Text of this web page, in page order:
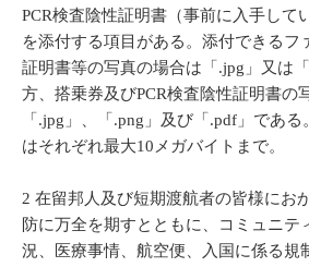
PCR検査陰性証明書（事前に入手して
を添付する項目がある。添付できるフ
証明書等の写真の場合は「.jpg」又は
方、搭乗券及びPCR検査陰性証明書の
「.jpg」、「.png」及び「.pdf」であ
はそれぞれ最大10メガバイトまで。
2 在留邦人及び短期渡航者の皆様にお
防に万全を期すとともに、コミュニテ
況、医療事情、航空便、入国に係る規